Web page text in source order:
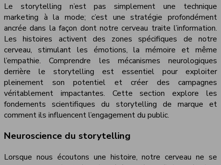
Le storytelling n’est pas simplement une technique
marketing à la mode; c’est une stratégie profondément
ancrée dans la façon dont notre cerveau traite l’information.
Les histoires activent des zones spécifiques de notre
cerveau, stimulant les émotions, la mémoire et même
l’empathie. Comprendre les mécanismes neurologiques
derrière le storytelling est essentiel pour exploiter
pleinement son potentiel et créer des campagnes
véritablement impactantes. Cette section explore les
fondements scientifiques du storytelling de marque et
comment ils influencent l’engagement du public.
Neuroscience du storytelling
Lorsque nous écoutons une histoire, notre cerveau ne se